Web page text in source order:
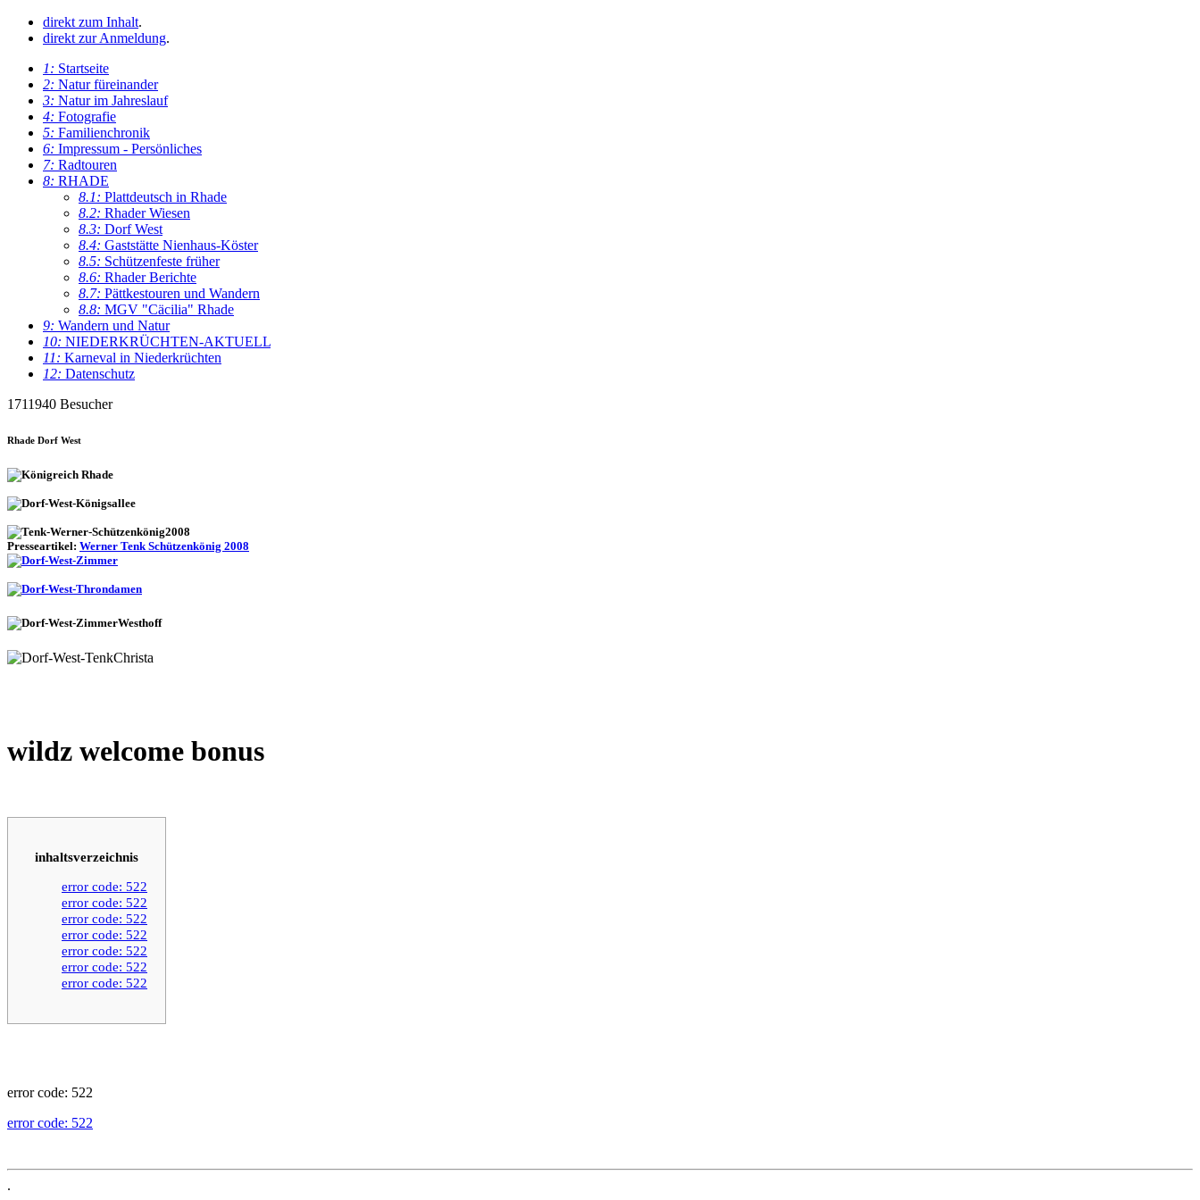
direkt zum Inhalt.
direkt zur Anmeldung.
1: Startseite
2: Natur füreinander
3: Natur im Jahreslauf
4: Fotografie
5: Familienchronik
6: Impressum - Persönliches
7: Radtouren
8: RHADE
8.1: Plattdeutsch in Rhade
8.2: Rhader Wiesen
8.3: Dorf West
8.4: Gaststätte Nienhaus-Köster
8.5: Schützenfeste früher
8.6: Rhader Berichte
8.7: Pättkestouren und Wandern
8.8: MGV "Cäcilia" Rhade
9: Wandern und Natur
10: NIEDERKRÜCHTEN-AKTUELL
11: Karneval in Niederkrüchten
12: Datenschutz
1711940 Besucher
Rhade Dorf West
Presseartikel: Werner Tenk Schützenkönig 2008
wildz welcome bonus
inhaltsverzeichnis
error code: 522
error code: 522
error code: 522
error code: 522
error code: 522
error code: 522
error code: 522
error code: 522
error code: 522
.